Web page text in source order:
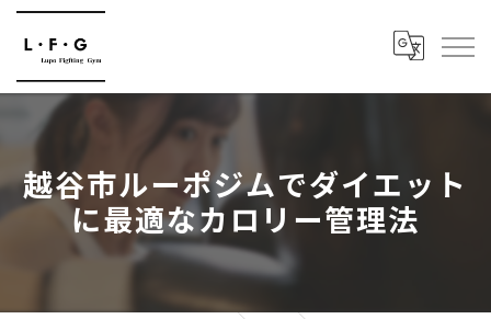
越谷市ルーポジムでダイエット
に最適なカロリー管理法